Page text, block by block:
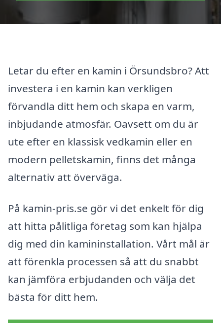
Letar du efter en kamin i Örsundsbro? Att
investera i en kamin kan verkligen
förvandla ditt hem och skapa en varm,
inbjudande atmosfär. Oavsett om du är
ute efter en klassisk vedkamin eller en
modern pelletskamin, finns det många
alternativ att överväga.
På kamin-pris.se gör vi det enkelt för dig
att hitta pålitliga företag som kan hjälpa
dig med din kamininstallation. Vårt mål är
att förenkla processen så att du snabbt
kan jämföra erbjudanden och välja det
bästa för ditt hem.